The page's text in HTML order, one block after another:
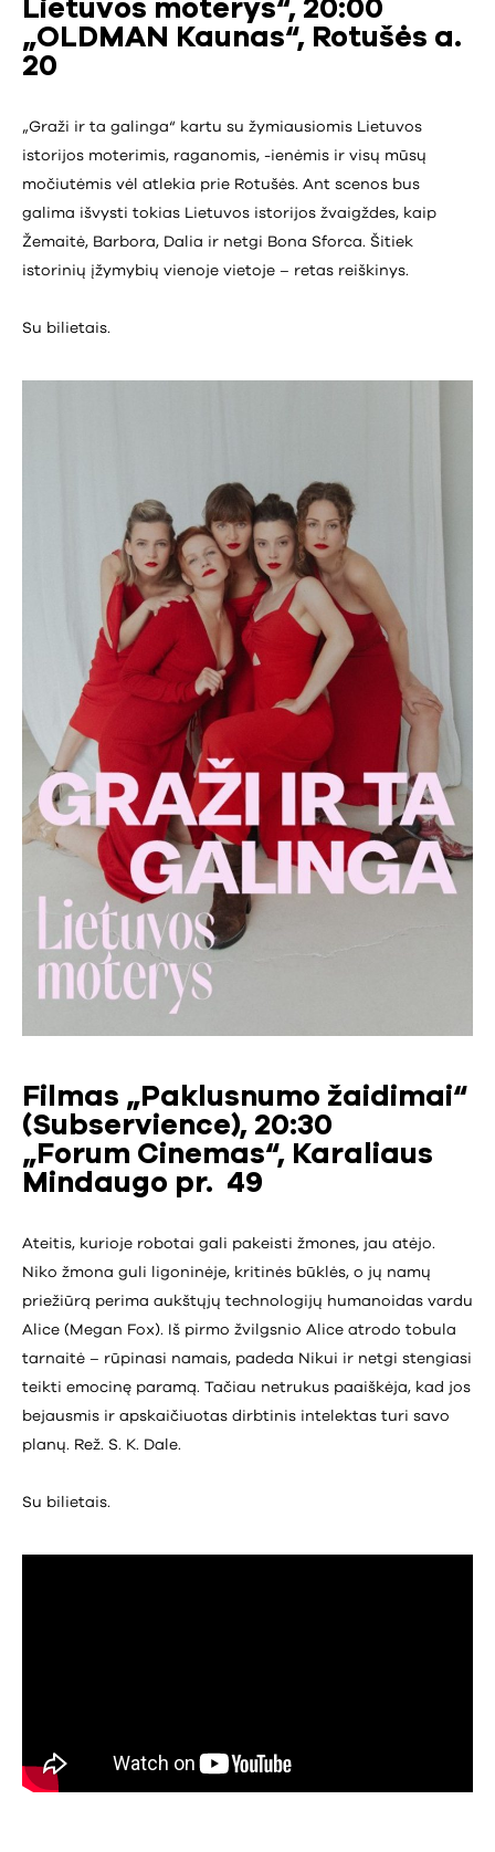
Lietuvos moterys“, 20:00
„OLDMAN Kaunas“, Rotušės a.
20
„Graži ir ta galinga“ kartu su žymiausiomis Lietuvos
istorijos moterimis, raganomis, -ienėmis ir visų mūsų
močiutėmis vėl atlekia prie Rotušės. Ant scenos bus
galima išvysti tokias Lietuvos istorijos žvaigždes, kaip
Žemaitė, Barbora, Dalia ir netgi Bona Sforca. Šitiek
istorinių įžymybių vienoje vietoje – retas reiškinys.
Su bilietais.
Filmas „Paklusnumo žaidimai“
(Subservience), 20:30
„Forum Cinemas“, Karaliaus
Mindaugo pr. 49
Ateitis, kurioje robotai gali pakeisti žmones, jau atėjo.
Niko žmona guli ligoninėje, kritinės būklės, o jų namų
priežiūrą perima aukštųjų technologijų humanoidas vardu
Alice (Megan Fox). Iš pirmo žvilgsnio Alice atrodo tobula
tarnaitė – rūpinasi namais, padeda Nikui ir netgi stengiasi
teikti emocinę paramą. Tačiau netrukus paaiškėja, kad jos
bejausmis ir apskaičiuotas dirbtinis intelektas turi savo
planų. Rež. S. K. Dale.
Su bilietais.